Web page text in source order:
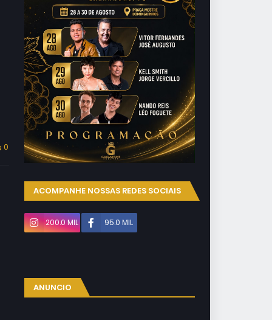
0
ACOMPANHE NOSSAS REDES SOCIAIS
200.0 MIL 95.0 MIL
ANUNCIO